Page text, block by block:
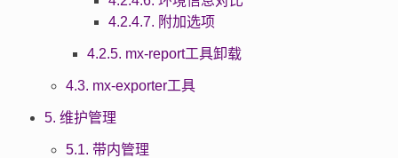
4.2.4.7. 附加选项
4.2.5. mx-report工具卸载
4.3. mx-exporter工具
5. 维护管理
5.1. 带内管理